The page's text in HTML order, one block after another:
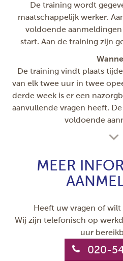
De training wordt
maatschappelijk werker.
voldoende
start. Aan de training zijn
De training vindt plaats
van elk twee uur in twee
derde week is er een
aanvullende vragen heeft.
voldoende
MEER
Heeft uw vragen of
Wij zijn telefonisch op
uur
020-